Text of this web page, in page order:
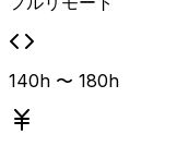
AI駆動開発のチーム導
マネジメント経験、
ます。
140h 〜 180h